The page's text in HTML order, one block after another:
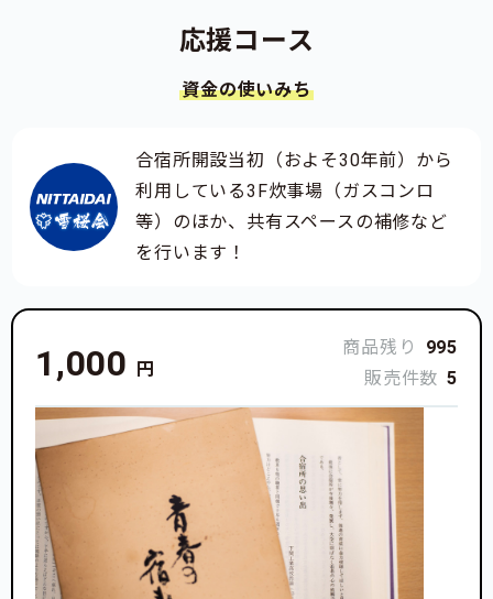
応援コース
資金の使いみち
合宿所開設当初（およそ30年前）から
利用している3F炊事場（ガスコンロ
等）のほか、共有スペースの補修など
を行います！
1,000 円
商品残り
995
販売件数 5